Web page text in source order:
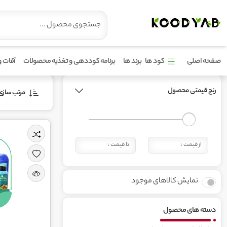
صفحه اصلی کود ها برند ها برنامه کوددهی و تغذیه محصولات آفات
رنج قیمتی محصول
نمایش کالاهای موجود
دسته های محصول
مرتب‌